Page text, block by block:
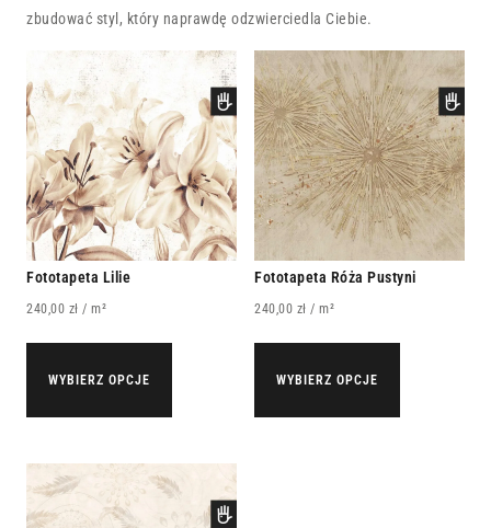
zbudować styl, który naprawdę odzwierciedla Ciebie.
Fototapeta Lilie
240,00 zł / m²
WYBIERZ OPCJE
Fototapeta Róża Pustyni
240,00 zł / m²
WYBIERZ OPCJE